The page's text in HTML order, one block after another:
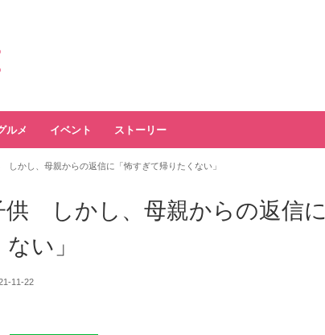
ルメ イベント ストーリー
かし、母親からの返信に「怖すぎて帰りたくない」
供 しかし、母親からの返信に
い」
11-22